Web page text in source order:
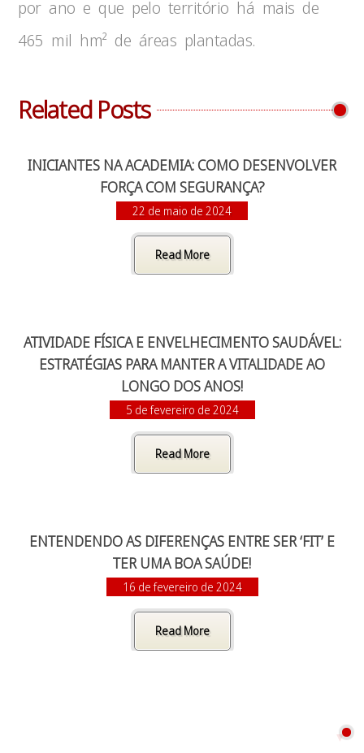
por ano e que pelo território há mais de
465 mil hm² de áreas plantadas.
Related Posts
INICIANTES NA ACADEMIA: COMO DESENVOLVER
FORÇA COM SEGURANÇA?
22 de maio de 2024
Read More
ATIVIDADE FÍSICA E ENVELHECIMENTO SAUDÁVEL:
ESTRATÉGIAS PARA MANTER A VITALIDADE AO
LONGO DOS ANOS!
5 de fevereiro de 2024
Read More
ENTENDENDO AS DIFERENÇAS ENTRE SER ‘FIT’ E
TER UMA BOA SAÚDE!
16 de fevereiro de 2024
Read More